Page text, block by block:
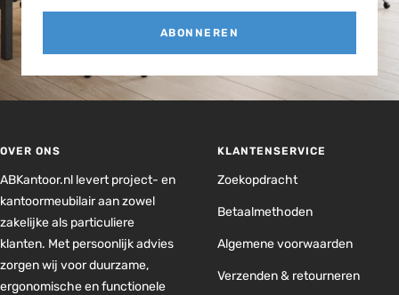
ABONNEREN
OVER ONS
ABKantoor.nl levert project- en
kantoormeubilair aan zowel
zakelijke als particuliere
klanten. Met persoonlijk advies
zorgen wij voor duurzame,
ergonomische en functionele
KLANTENSERVICE
Zoekopdracht
Betaalmethoden
Algemene voorwaarden
Verzenden & retourneren